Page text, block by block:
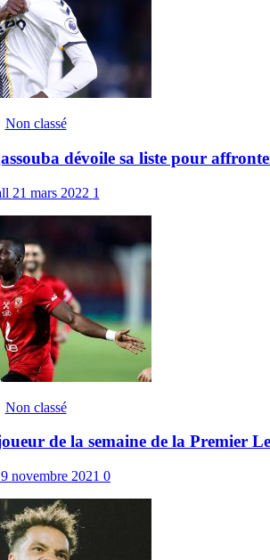
Non classé
dévoile sa liste pour
21 mars 2022 1
Non classé
de la semaine de la Premier
9 novembre 2021 0